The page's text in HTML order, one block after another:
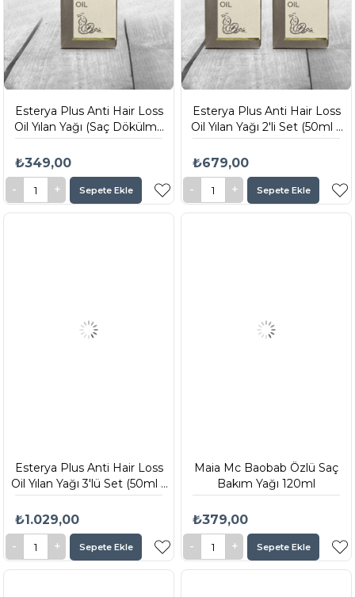
Esterya Plus Anti Hair Loss
Oil Yılan Yağı (Saç Dökülme
Karşıtı Yağ) 50ml
₺349,00
Sepete Ekle
Esterya Plus Anti Hair Loss
Oil Yılan Yağı 2'li Set (50ml x
2)
₺679,00
Sepete Ekle
Esterya Plus Anti Hair Loss
Oil Yılan Yağı 3'lü Set (50ml x
3)
₺1.029,00
Sepete Ekle
Maia Mc Baobab Özlü Saç
Bakım Yağı 120ml
₺379,00
Sepete Ekle